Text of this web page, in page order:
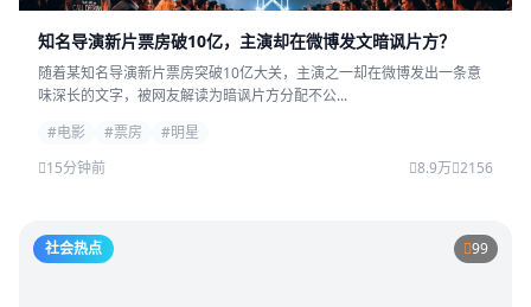
知名导演新片票房破10亿，主演却在微博发文暗讽片方？
随着某知名导演新片票房突破10亿大关，主演之一却在微博发出一条意
味深长的文字，被网友解读为暗讽片方分配不公...
#电影
#票房
#明星
15分钟前
8.9万 2156
社会热点 99